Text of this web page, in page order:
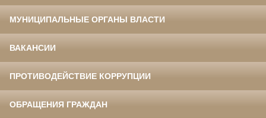
МУНИЦИПАЛЬНЫЕ ОРГАНЫ ВЛАСТИ
ВАКАНСИИ
ПРОТИВОДЕЙСТВИЕ КОРРУПЦИИ
ОБРАЩЕНИЯ ГРАЖДАН